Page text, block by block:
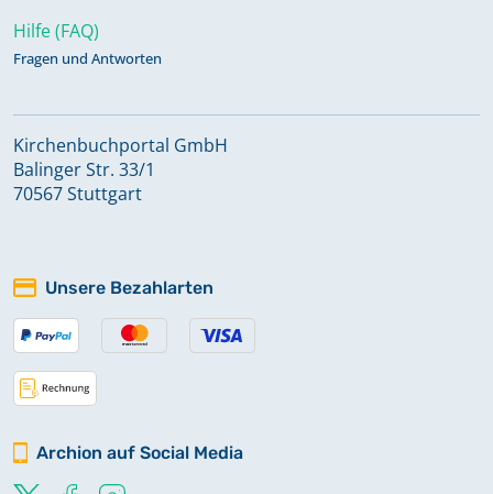
Hilfe (FAQ)
Fragen und Antworten
Kirchenbuchportal GmbH
Balinger Str. 33/1
70567 Stuttgart
Unsere Bezahlarten
Archion auf Social Media